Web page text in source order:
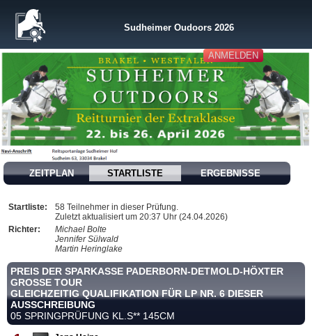
ANMELDEN
Sudheimer Oudoors 2026
ZEITPLAN STARTLISTE ERGEBNISSE
Startliste:
58 Teilnehmer in dieser Prüfung.
Zuletzt aktualisiert um 20:37 Uhr (24.04.2026)
Richter:
Michael Bolte
Jennifer Sülwald
Martin Heringlake
PREIS DER SPARKASSE PADERBORN-DETMOLD-HÖXTER
GROSSE TOUR
GLEICHZEITIG QUALIFIKATION FÜR LP NR. 6 DIESER
AUSSCHREIBUNG
05 SPRINGPRÜFUNG KL.S** 145CM